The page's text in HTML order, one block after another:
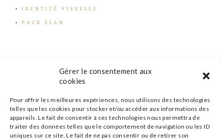
Gérer le consentement aux
cookies
Pour offrir les meilleures expériences, nous utilisons des technologies
telles que les cookies pour stocker et/ou accéder aux informations des
appareils. Le fait de consentir à ces technologies nous permettra de
traiter des données telles que le comportement de navigation ou les ID
uniques sur ce site. Le fait de ne pas consentir ou de retirer son
IDENTITÉ VISUELLE
PACK ELAN